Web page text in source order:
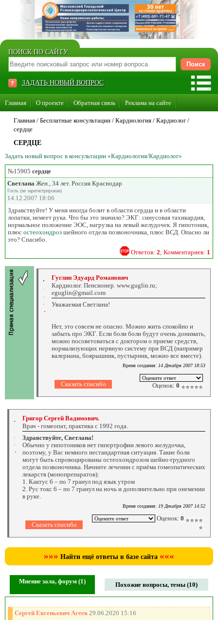
ПОИСК ПО САЙТУ:
ЗАДАТЬ НОВЫЙ ВОПРОС
Главная О проекте Обратная связь Реклама на сайте
Стать консультантом нашего сайта
Главная / Бесплатные консультации / Кардиология / Кардиолог /
сердце
СЕРДЦЕ
Задать новый вопрос в консультации «Кардиология/Кардиолог»
№15905 сердце
Светлана Жен., 34 лет. Россия Краснодар
Гость (не зарегистрирован)
14.12.2007 18:06
Здравствуйте! У меня иногда болит в области сердца и в области
лопатки, немеет рука. Что бы это значило? ЭКГ: синусовая тахикардия,
нормальное положение ЭОС, нагрузка на левый желудочек. Я гипотоник,
плюс остеохондроз шейного отдела позвоночника, плюс ВСД. Опасно ли
это? Спасибо.
Ответов: 2; Комментариев: 1
Гуглин Эдуард Романович
Кардиолог. Пенсионер. www.guglin.ru;
eguglin@gmail.com
Уважаемая Светлана!
Нет, это совсем не опасно. Можно жить спокойно и
забыть про ЭКГ. Если боли боли будут очень донимать,
можно посоветоваться с доктором о приеме средств,
нормализующих нервную систему при ВСД (например
валериана, боярышник, пустырник, можно все вместе).
Время создания: 14 Декабря 2007 18:53
Оценок: 0
Григор Сергей Вадимович.
Врач - гомеопат, практика с 1992 года.
Здравствуйте, Светлана!
Обычно у гипотоников нет гипертрофии левого желудочка,
поэтому, у Вас немного нестандартная ситуация. Такие боли
могут быть спровоцированы остеохондрозом шейно-грудного
отдела позвоночника. Начните лечении с приёма гомеопатических
лекарств (монопрепаратов):
1. Кактус 6 – по 7 гранул под язык утром
2. Рус токс 6 – по 7 гранул на ночь и дополнительно при онемении
в руке.
Время создания: 19 Декабря 2007 14:52
Оценок: 0
»»» Найти ещё ответы в базе сайта «««
Мнение зала, форум (1) Похожие вопросы, темы (10)
Сергей Евгеньевич Агеев 29.06.2020 15:16